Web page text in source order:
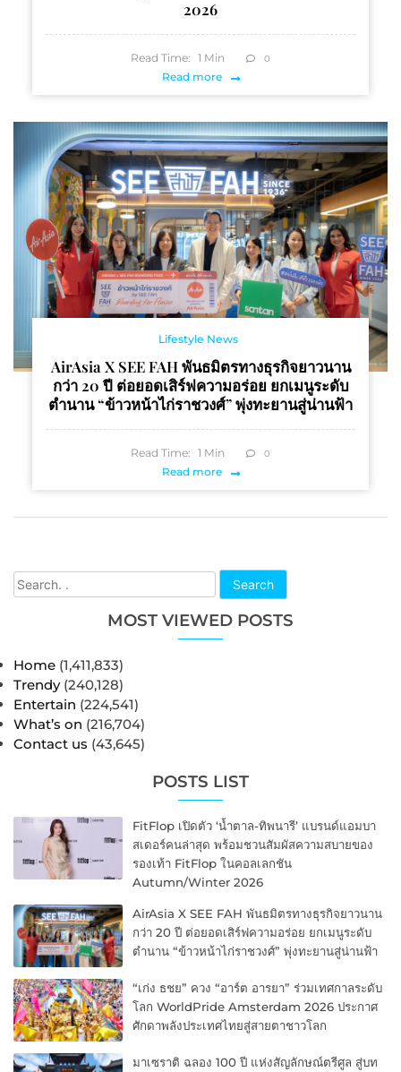
Search
MOST VIEWED POSTS
Home (1,411,833)
Trendy (240,128)
Entertain (224,541)
What’s on (216,704)
Contact us (43,645)
POSTS LIST
FitFlop เปิดตัว ‘น้ำตาล-ทิพนารี’ แบรนด์แอมบา
สเดอร์คนล่าสุด พร้อมชวนสัมผัสความสบายของ
รองเท้า FitFlop ในคอลเลกชัน
Autumn/Winter 2026
AirAsia X SEE FAH พันธมิตรทางธุรกิจยาวนาน
กว่า 20 ปี ต่อยอดเสิร์ฟความอร่อย ยกเมนูระดับ
ตำนาน “ข้าวหน้าไก่ราชวงศ์” พุ่งทะยานสู่น่านฟ้า
“เก่ง ธชย” ควง “อาร์ต อารยา” ร่วมเทศกาลระดับ
โลก WorldPride Amsterdam 2026 ประกาศ
ศักดาพลังประเทศไทยสู่สายตาชาวโลก
มาเซราติ ฉลอง 100 ปี แห่งสัญลักษณ์ตรีศูล สู่บท
2026
Read Time: 1 Min 0
Read more
Lifestyle News
AirAsia X SEE FAH พันธมิตรทางธุรกิจยาวนาน
กว่า 20 ปี ต่อยอดเสิร์ฟความอร่อย ยกเมนูระดับ
ตำนาน “ข้าวหน้าไก่ราชวงศ์” พุ่งทะยานสู่น่านฟ้า
Read Time: 1 Min 0
Read more